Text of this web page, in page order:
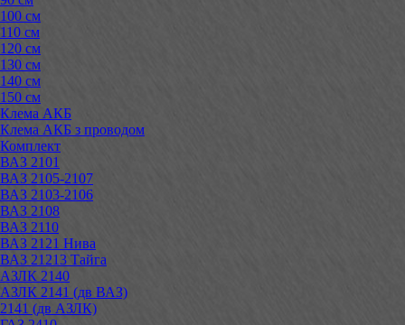
100 см
110 см
120 см
130 см
140 см
150 см
Клема АКБ
Клема АКБ з проводом
Комплект
ВАЗ 2101
ВАЗ 2105-2107
ВАЗ 2103-2106
ВАЗ 2108
ВАЗ 2110
ВАЗ 2121 Нива
ВАЗ 21213 Тайга
АЗЛК 2140
АЗЛК 2141 (дв ВАЗ)
2141 (дв АЗЛК)